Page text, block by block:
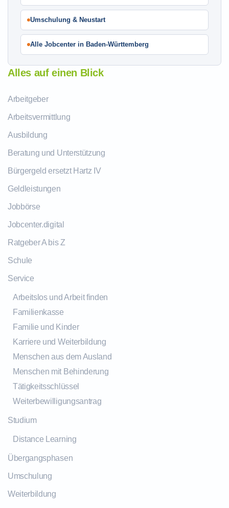
Umschulung & Neustart
Alle Jobcenter in Baden-Württemberg
Alles auf einen Blick
Arbeitgeber
Arbeitsvermittlung
Ausbildung
Beratung und Unterstützung
Bürgergeld ersetzt Hartz IV
Geldleistungen
Jobbörse
Jobcenter.digital
Ratgeber A bis Z
Schule
Service
Arbeitslos und Arbeit finden
Familienkasse
Familie und Kinder
Karriere und Weiterbildung
Menschen aus dem Ausland
Menschen mit Behinderung
Tätigkeitsschlüssel
Weiterbewilligungsantrag
Studium
Distance Learning
Übergangsphasen
Umschulung
Weiterbildung